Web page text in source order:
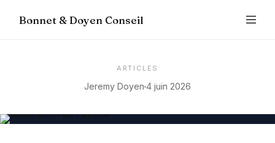
Bonnet & Doyen Conseil
ARTICLES
Jeremy Doyen 4 juin 2026